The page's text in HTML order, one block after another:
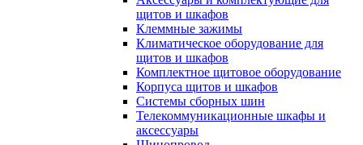
щитов и шкафов
Клеммные зажимы
Климатическое оборудование для
щитов и шкафов
Комплектное щитовое оборудование
Корпуса щитов и шкафов
Системы сборных шин
Телекоммуникационные шкафы и
аксессуары